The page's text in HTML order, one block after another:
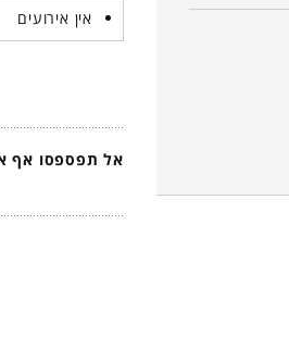
אין אירועים
אל תפספסו אף